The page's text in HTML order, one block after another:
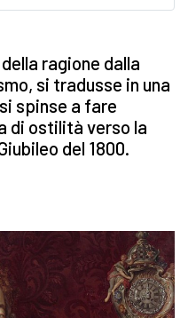
ragione dalla
si tradusse in una
spinse a fare
di ostilità verso la
del 1800.